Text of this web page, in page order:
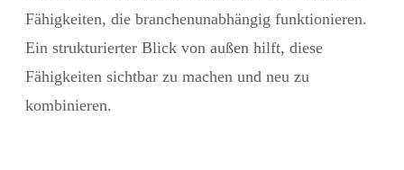
Fähigkeiten, die branchenunabhängig funktionieren.
Ein strukturierter Blick von außen hilft, diese
Fähigkeiten sichtbar zu machen und neu zu
kombinieren.